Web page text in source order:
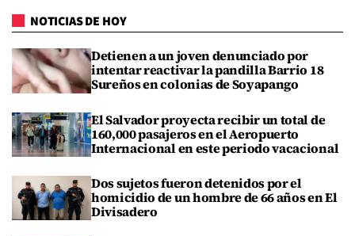
NOTICIAS DE HOY
Detienen a un joven denunciado por
intentar reactivar la pandilla Barrio 18
Sureños en colonias de Soyapango
El Salvador proyecta recibir un total de
160,000 pasajeros en el Aeropuerto
Internacional en este periodo vacacional
Dos sujetos fueron detenidos por el
homicidio de un hombre de 66 años en El
Divisadero